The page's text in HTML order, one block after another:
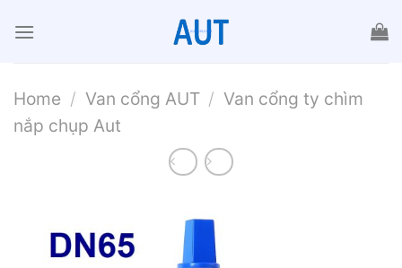
đến
Home / Van cổng AUT / Van cổng ty chìm
nắp chụp Aut